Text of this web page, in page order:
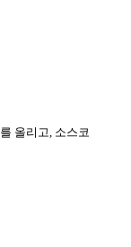
올리고, 소스코